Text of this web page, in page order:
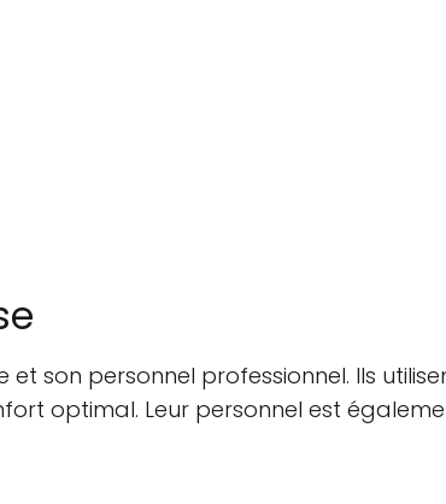
son personnel professionnel. Ils
optimal. Leur personnel est